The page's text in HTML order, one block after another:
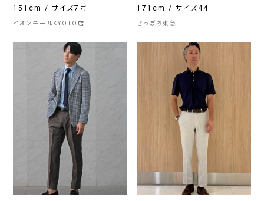
151cm / サイズ7号
イオンモールKYOTO店
171cm / サイズ44
さっぽろ東急